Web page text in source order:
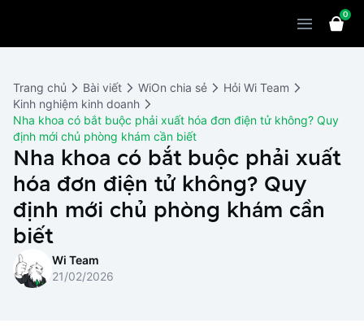
WiOn AI
WiOn Social
WiOn E-commerce
WiOn F&B
WiOn Dental
WiOn Invoice
Chatbot
Marketing
CRM
Thiết kế website
Thiết bị
Bảng giá
Cùng WiOn
Báo chí
Đối tác
Khách hàng
Wi Team
Liên hệ
0
Trang chủ Bài viết WiOn chia sẻ
Hỏi Wi Team
Kinh nghiệm kinh doanh
Nha khoa có bắt buộc phải xuất hóa đơn điện tử không? Quy
định mới chủ phòng khám cần biết
Nha khoa có bắt buộc phải xuất
hóa đơn điện tử không? Quy
định mới chủ phòng khám cần
biết
Wi Team
21/02/2026